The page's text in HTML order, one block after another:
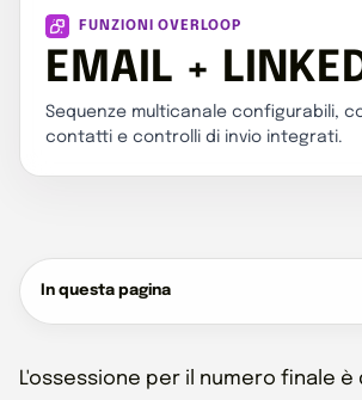
FUNZIONI OVERLOOP
EMAIL +
Sequenze multicanale configurabili,
contatti e controlli di invio integrati.
In questa pagina
L'ossessione per il numero finale è